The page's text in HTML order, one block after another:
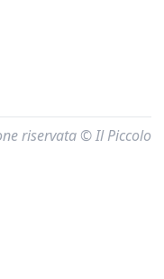
riservata © Il Piccolo